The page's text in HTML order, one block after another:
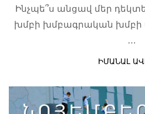
Ինչպե՞ս անցավ մեր
խմբի խմբագրական խմբի
…
ԻՄԱՆԱԼ